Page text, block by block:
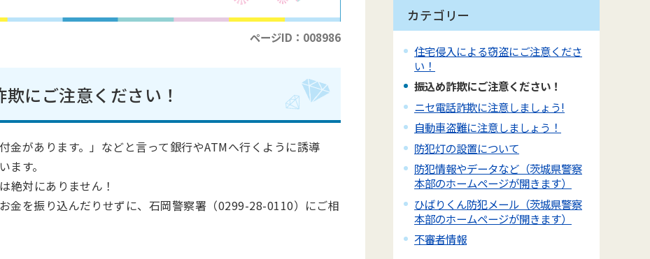
ページID：008986
にご注意ください！
金があります。」などと言って銀行やATMへ行くように誘導
す。
絶対にありません！
金を振り込んだりせずに、石岡警察署（0299-28-0110）にご相
カテゴリー
住宅侵入による窃盗にご注意くださ
い！
振込め詐欺にご注意ください！
ニセ電話詐欺に注意しましょう!
自動車盗難に注意しましょう！
防犯灯の設置について
防犯情報やデータなど（茨城県警察
本部のホームページが開きます）
ひばりくん防犯メール（茨城県警察
本部のホームページが開きます）
不審者情報